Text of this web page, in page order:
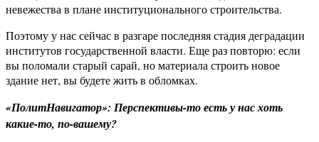
невежества в плане институционального строительства.
Поэтому у нас сейчас в разгаре последняя стадия деградации
институтов государственной власти. Еще раз повторю: если
вы поломали старый сарай, но материала строить новое
здание нет, вы будете жить в обломках.
«ПолитНавигатор»: Перспективы-то есть у нас хоть
какие-то, по-вашему?